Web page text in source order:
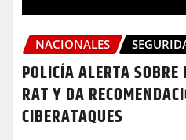
NACIONALES
POLICÍA ALERTA SOBRE
RAT Y DA
CIBERATAQUES